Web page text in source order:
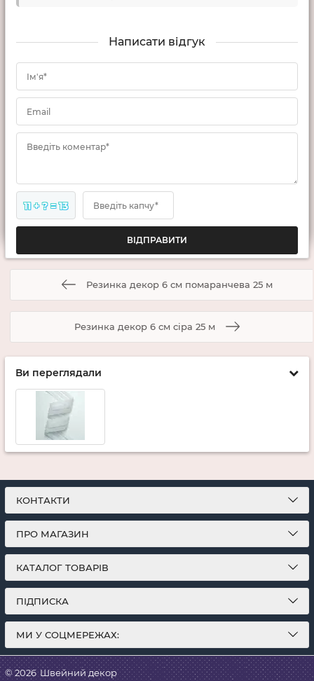
Написати відгук
Ім'я*
Email
Введіть коментар*
11 + ? = 13 Введіть капчу*
Резинка декор 6 см помаранчева 25 м
Резинка декор 6 см сіра 25 м
Ви переглядали
КОНТАКТИ
ПРО МАГАЗИН
КАТАЛОГ ТОВАРІВ
ПІДПИСКА
МИ У СОЦМЕРЕЖАХ:
© 2026 Швейний декор